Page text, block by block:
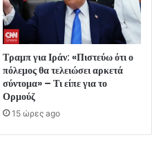
Τραμπ για Ιράν: «Πιστεύω ότι ο
πόλεμος θα τελειώσει αρκετά
σύντομα» – Τι είπε για το
Ορμούζ
15 ώρες ago